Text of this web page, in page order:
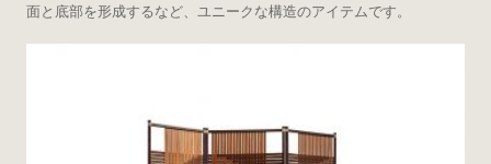
面と底部を形成するなど、ユニークな構造のアイテムです。